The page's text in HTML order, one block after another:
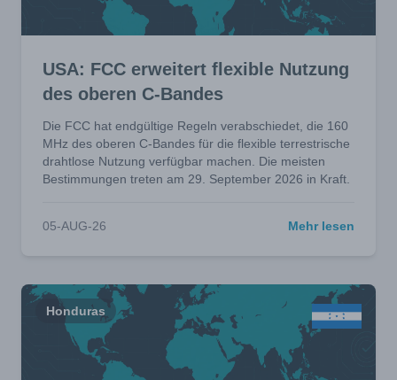
USA: FCC erweitert flexible Nutzung
des oberen C-Bandes
Die FCC hat endgültige Regeln verabschiedet, die 160
MHz des oberen C-Bandes für die flexible terrestrische
drahtlose Nutzung verfügbar machen. Die meisten
Bestimmungen treten am 29. September 2026 in Kraft.
05-AUG-26 Mehr lesen
Honduras